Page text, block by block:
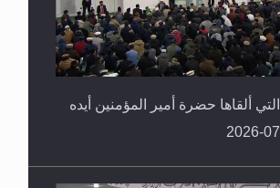
ألقاها حضرة أمير المؤمنين أيده